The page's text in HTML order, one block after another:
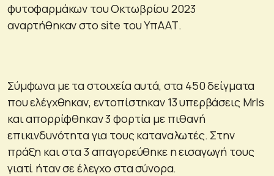
φυτοφαρμάκων του Οκτωβρίου 2023
αναρτήθηκαν στο site του ΥπΑΑΤ.
Σύμφωνα με τα στοιχεία αυτά, στα 450 δείγματα
που ελέγχθηκαν, εντοπίστηκαν 13 υπερβάσεις Mrls
και απορρίφθηκαν 3 φορτία με πιθανή
επικινδυνότητα για τους καταναλωτές. Στην
πράξη και στα 3 απαγορεύθηκε η εισαγωγή τους
γιατί ήταν σε έλεγχο στα σύνορα.